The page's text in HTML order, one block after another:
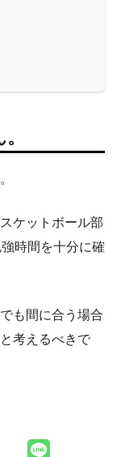
ケットボール部
時間を十分に確
も間に合う場合
考えるべきで